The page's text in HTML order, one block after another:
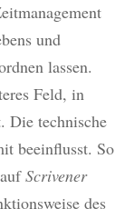
und
lassen.
Feld, in
Die technische
beeinflusst. So
Scrivener
des